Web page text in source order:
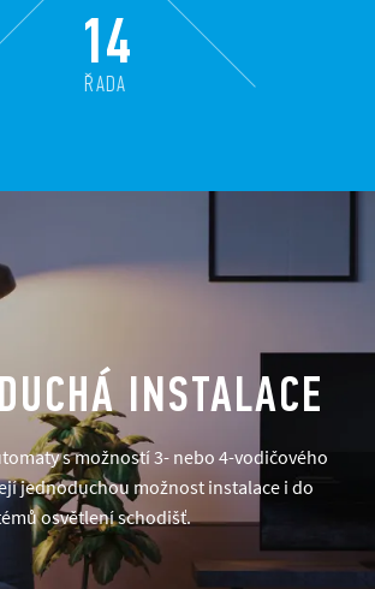
14
ŘADA
INSTALACE
s možností 3- nebo 4-vodičového
jednoduchou možnost instalace i do
osvětlení schodišť.